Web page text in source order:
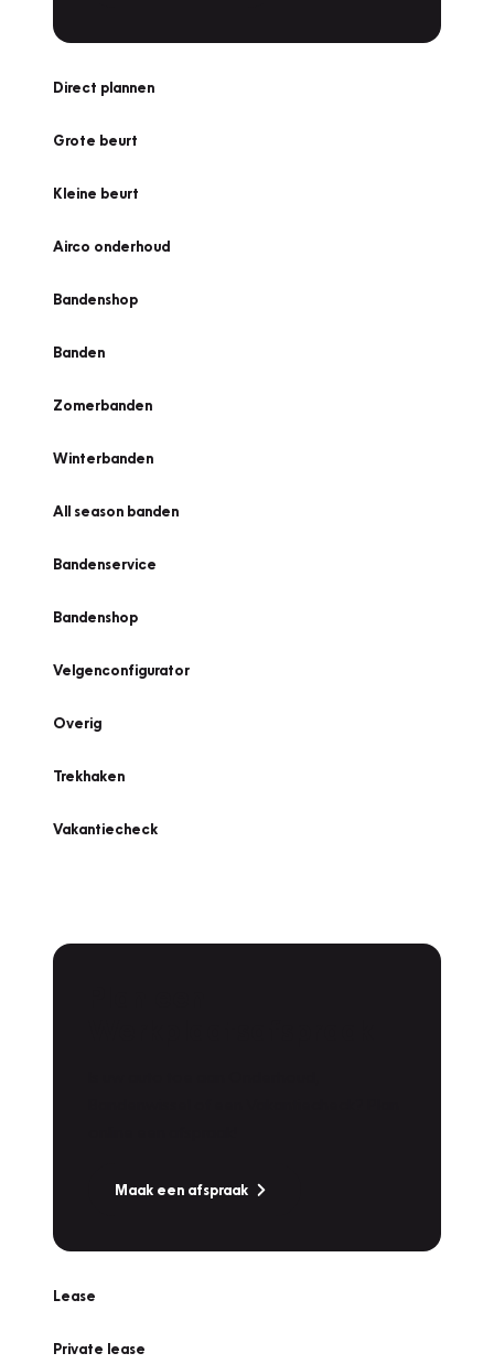
Direct plannen
Grote beurt
Kleine beurt
Airco onderhoud
Bandenshop
Banden
Zomerbanden
Winterbanden
All season banden
Bandenservice
Bandenshop
Velgenconfigurator
Overig
Trekhaken
Vakantiecheck
Maak een afspraak
Lease
Private lease